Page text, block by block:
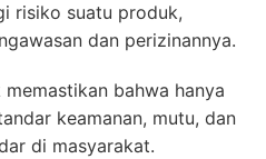
risiko suatu produk,
dan perizinannya.
bahwa hanya
keamanan, mutu, dan
di masyarakat.